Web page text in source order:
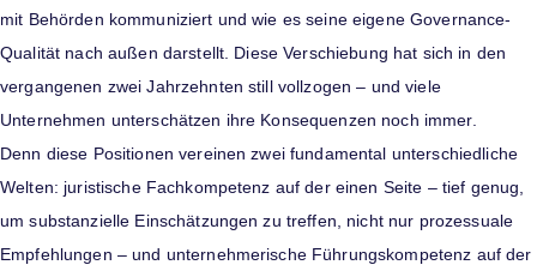
mit Behörden kommuniziert und wie es seine eigene Governance-
Qualität nach außen darstellt. Diese Verschiebung hat sich in den
vergangenen zwei Jahrzehnten still vollzogen – und viele
Unternehmen unterschätzen ihre Konsequenzen noch immer.
Denn diese Positionen vereinen zwei fundamental unterschiedliche
Welten: juristische Fachkompetenz auf der einen Seite – tief genug,
um substanzielle Einschätzungen zu treffen, nicht nur prozessuale
Empfehlungen – und unternehmerische Führungskompetenz auf der